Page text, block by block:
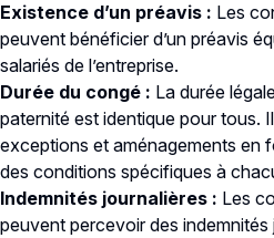
Existence d’un préavis : Les
peuvent bénéficier d’un préavis
salariés de l’entreprise.
Durée du congé : La durée
paternité est identique pour tous.
exceptions et aménagements en
des conditions spécifiques à
Indemnités journalières : Les
peuvent percevoir des